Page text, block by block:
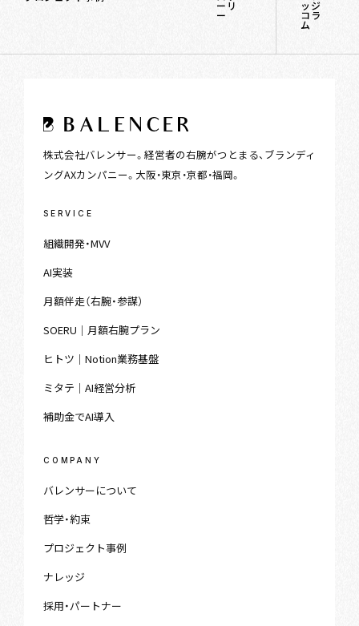
ーリ
ー
ッジ
コラ
ム
株式会社バレンサー。経営者の右腕がつとまる、ブランディ
ングAXカンパニー。大阪・東京・京都・福岡。
SERVICE
組織開発・MVV
AI実装
月額伴走（右腕・参謀）
SOERU｜月額右腕プラン
ヒトツ｜Notion業務基盤
ミタテ｜AI経営分析
補助金でAI導入
COMPANY
バレンサーについて
哲学・約束
プロジェクト事例
ナレッジ
採用・パートナー